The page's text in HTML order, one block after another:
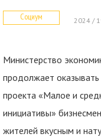
Социум 2024 /
Министерство
продолжает
проекта «Малое и
инициативы»
жителей вкусным и